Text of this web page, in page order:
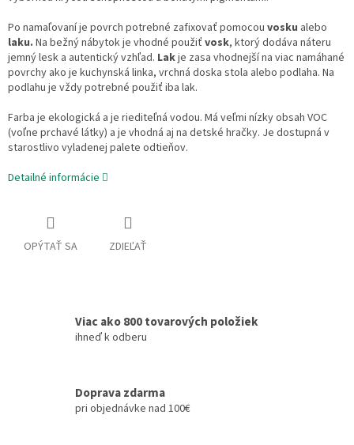
Po namaľovaní je povrch potrebné zafixovať pomocou vosku alebo
laku. Na bežný nábytok je vhodné použiť vosk, ktorý dodáva náteru
jemný lesk a autentický vzhľad. Lakje zasa vhodnejší na viac namáhané
povrchy ako je kuchynská linka, vrchná doska stola alebo podlaha. Na
podlahu je vždy potrebné použiť iba lak.
Farba je ekologická a je riediteľná vodou. Má veľmi nízky obsah VOC
(voľne prchavé látky) a je vhodná aj na detské hračky. Je dostupná v
starostlivo vyladenej palete odtieňov.
Detailné informácie
OPÝTAŤ SA ZDIEĽAŤ
Viac ako 800 tovarových položiek
ihneď k odberu
Doprava zdarma
pri objednávke nad 100€